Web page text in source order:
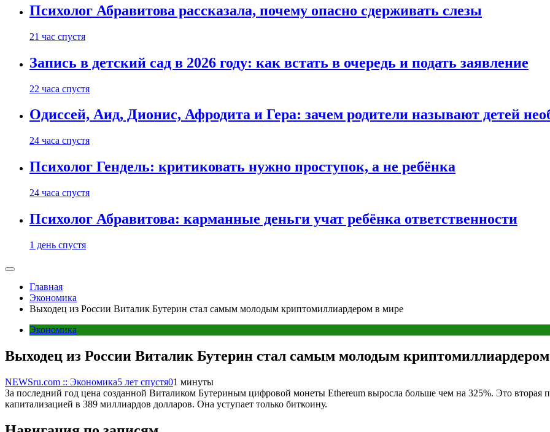
Психолог Абравитова рассказала, почему опасно сдерживать слезы
21 час спустя
Запись в детский сад в 2026 году: как встать в очередь и подать заявление
22 часа спустя
Одиссей, Аид, Дионис, Афродита и Гера: зачем родители называют детей
24 часа спустя
Психолог Гендель: критиковать нужно проступок, а не ребёнка
24 часа спустя
Психолог Абравитова: карманные деньги учат ребёнка ответственности
1 день спустя
Главная
Экономика
Выходец из России Виталик Бутерин стал самым молодым криптомиллиардером в мире
Экономика
Выходец из России Виталик Бутерин стал самым молодым
NEWSru.com :: Экономика5 лет спустя01 минуты
За последний год цена созданной Виталиком Бутериным цифровой монеты Ethereum выросла больше чем на 325%. Это вторая
капитализацией в 389 миллиардов долларов. Она уступает только биткоину.